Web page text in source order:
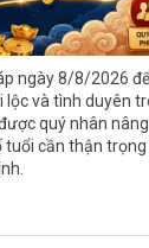
ngày 8/8/2026
lộc và tình duyên
quý nhân
tuổi cần thận